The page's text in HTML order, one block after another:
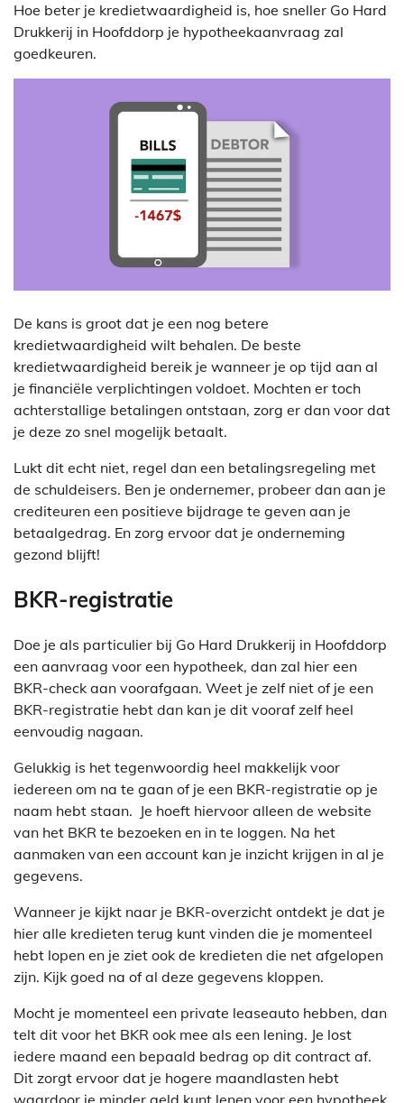
Hoe beter je kredietwaardigheid is, hoe sneller Go Hard
Drukkerij in Hoofddorp je hypotheekaanvraag zal
goedkeuren.
De kans is groot dat je een nog betere
kredietwaardigheid wilt behalen. De beste
kredietwaardigheid bereik je wanneer je op tijd aan al
je financiële verplichtingen voldoet. Mochten er toch
achterstallige betalingen ontstaan, zorg er dan voor dat
je deze zo snel mogelijk betaalt.
Lukt dit echt niet, regel dan een betalingsregeling met
de schuldeisers. Ben je ondernemer, probeer dan aan je
crediteuren een positieve bijdrage te geven aan je
betaalgedrag. En zorg ervoor dat je onderneming
gezond blijft!
BKR-registratie
Doe je als particulier bij Go Hard Drukkerij in Hoofddorp
een aanvraag voor een hypotheek, dan zal hier een
BKR-check aan voorafgaan. Weet je zelf niet of je een
BKR-registratie hebt dan kan je dit vooraf zelf heel
eenvoudig nagaan.
Gelukkig is het tegenwoordig heel makkelijk voor
iedereen om na te gaan of je een BKR-registratie op je
naam hebt staan. Je hoeft hiervoor alleen de website
van het BKR te bezoeken en in te loggen. Na het
aanmaken van een account kan je inzicht krijgen in al je
gegevens.
Wanneer je kijkt naar je BKR-overzicht ontdekt je dat je
hier alle kredieten terug kunt vinden die je momenteel
hebt lopen en je ziet ook de kredieten die net afgelopen
zijn. Kijk goed na of al deze gegevens kloppen.
Mocht je momenteel een private leaseauto hebben, dan
telt dit voor het BKR ook mee als een lening. Je lost
iedere maand een bepaald bedrag op dit contract af.
Dit zorgt ervoor dat je hogere maandlasten hebt
waardoor je minder geld kunt lenen voor een hypotheek.